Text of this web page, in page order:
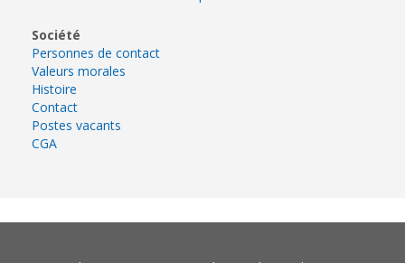
Société
Personnes de contact
Valeurs morales
Histoire
Contact
Postes vacants
CGA